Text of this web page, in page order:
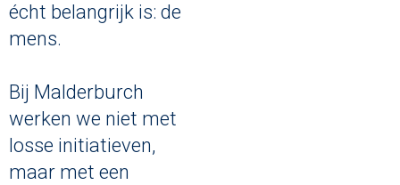
écht belangrijk is: de
mens.
Bij Malderburch
werken we niet met
losse initiatieven,
maar met een